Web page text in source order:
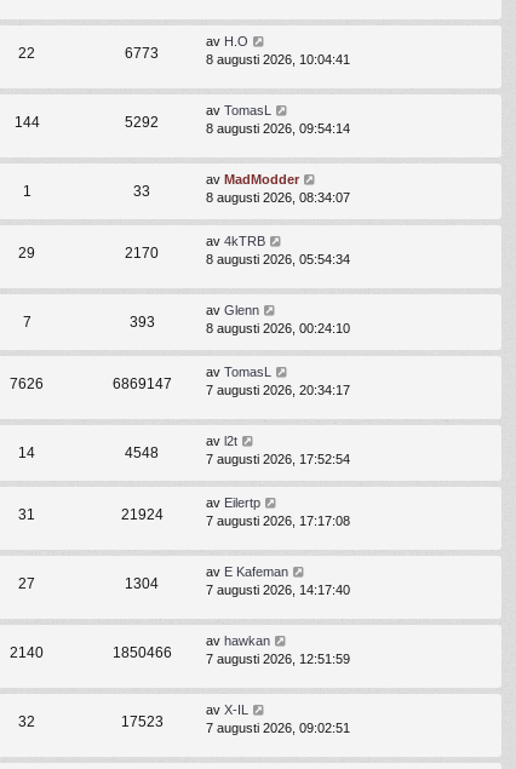
22 6773
av H.O
8 augusti 2026, 10:04:41
144 5292
av TomasL
8 augusti 2026, 09:54:14
1 33
av MadModder
8 augusti 2026, 08:34:07
29 2170
av 4kTRB
8 augusti 2026, 05:54:34
7 393
av Glenn
8 augusti 2026, 00:24:10
7626 6869147
av TomasL
7 augusti 2026, 20:34:17
14 4548
av l2t
7 augusti 2026, 17:52:54
31 21924
av Eilertp
7 augusti 2026, 17:17:08
27 1304
av E Kafeman
7 augusti 2026, 14:17:40
2140 1850466
av hawkan
7 augusti 2026, 12:51:59
32 17523
av X-IL
7 augusti 2026, 09:02:51